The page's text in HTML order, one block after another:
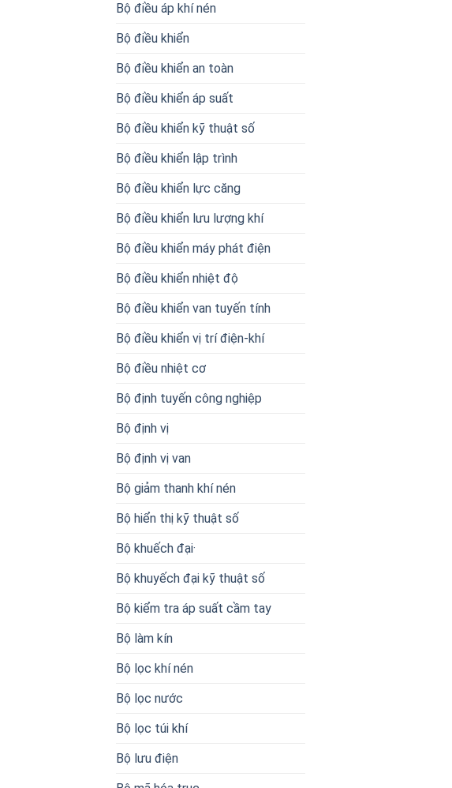
Bộ điều áp khí nén
Bộ điều khiển
Bộ điều khiển an toàn
Bộ điều khiển áp suất
Bộ điều khiển kỹ thuật số
Bộ điều khiển lập trình
Bộ điều khiển lực căng
Bộ điều khiển lưu lượng khí
Bộ điều khiển máy phát điện
Bộ điều khiển nhiệt độ
Bộ điều khiển van tuyến tính
Bộ điều khiển vị trí điện-khí
Bộ điều nhiệt cơ
Bộ định tuyến công nghiệp
Bộ định vị
Bộ định vị van
Bộ giảm thanh khí nén
Bộ hiển thị kỹ thuật số
Bộ khuếch đại·
Bộ khuyếch đại kỹ thuật số
Bộ kiểm tra áp suất cầm tay
Bộ làm kín
Bộ lọc khí nén
Bộ lọc nước
Bộ lọc túi khí
Bộ lưu điện